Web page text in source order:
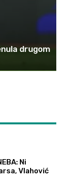
drugom
Ni
Vlahović